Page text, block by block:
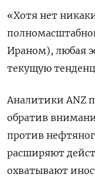
«Хотя нет
Ираном), любая
текущую
Аналитики ANZ
обратив
против
расширяют
охватывают